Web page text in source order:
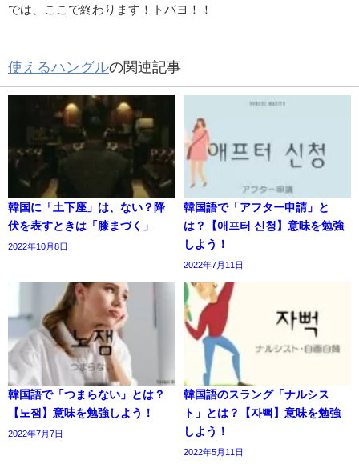
では、ここで終わります！トバヨ！！
使えるハングルの関連記事
韓国に「土下座」は、ない？降
伏を表すときは「膝まづく」
2022年10月8日
韓国語で「アフター申請」と
は？【애프터 신청】意味を勉強
しよう！
2022年7月11日
韓国語で「つまらない」とは？
【노잼】意味を勉強しよう！
2022年7月7日
韓国語のスラング「ナルシス
ト」とは？【자뻑】意味を勉強
しよう！
2022年5月11日